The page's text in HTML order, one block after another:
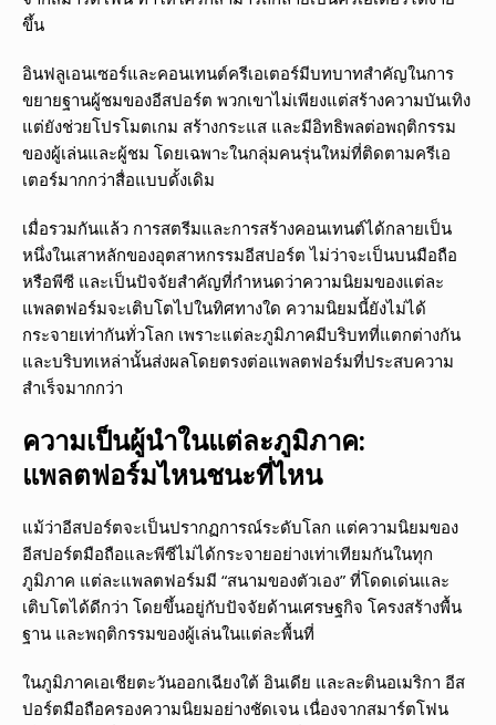
ขึ้น
อินฟลูเอนเซอร์และคอนเทนต์ครีเอเตอร์มีบทบาทสำคัญในการ
ขยายฐานผู้ชมของอีสปอร์ต พวกเขาไม่เพียงแต่สร้างความบันเทิง
แต่ยังช่วยโปรโมตเกม สร้างกระแส และมีอิทธิพลต่อพฤติกรรม
ของผู้เล่นและผู้ชม โดยเฉพาะในกลุ่มคนรุ่นใหม่ที่ติดตามครีเอ
เตอร์มากกว่าสื่อแบบดั้งเดิม
เมื่อรวมกันแล้ว การสตรีมและการสร้างคอนเทนต์ได้กลายเป็น
หนึ่งในเสาหลักของอุตสาหกรรมอีสปอร์ต ไม่ว่าจะเป็นบนมือถือ
หรือพีซี และเป็นปัจจัยสำคัญที่กำหนดว่าความนิยมของแต่ละ
แพลตฟอร์มจะเติบโตไปในทิศทางใด ความนิยมนี้ยังไม่ได้
กระจายเท่ากันทั่วโลก เพราะแต่ละภูมิภาคมีบริบทที่แตกต่างกัน
และบริบทเหล่านั้นส่งผลโดยตรงต่อแพลตฟอร์มที่ประสบความ
สำเร็จมากกว่า
ความเป็นผู้นำในแต่ละภูมิภาค:
แพลตฟอร์มไหนชนะที่ไหน
แม้ว่าอีสปอร์ตจะเป็นปรากฏการณ์ระดับโลก แต่ความนิยมของ
อีสปอร์ตมือถือและพีซีไม่ได้กระจายอย่างเท่าเทียมกันในทุก
ภูมิภาค แต่ละแพลตฟอร์มมี “สนามของตัวเอง” ที่โดดเด่นและ
เติบโตได้ดีกว่า โดยขึ้นอยู่กับปัจจัยด้านเศรษฐกิจ โครงสร้างพื้น
ฐาน และพฤติกรรมของผู้เล่นในแต่ละพื้นที่
ในภูมิภาคเอเชียตะวันออกเฉียงใต้ อินเดีย และละตินอเมริกา อีส
ปอร์ตมือถือครองความนิยมอย่างชัดเจน เนื่องจากสมาร์ตโฟน